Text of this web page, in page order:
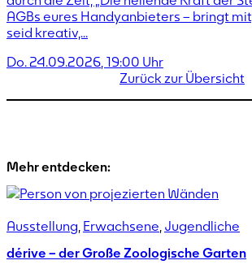
AGBs eures Handyanbieters – bringt
seid kreativ,…
Do. 24.09.2026 19:00 Uhr
Zurück zur Übersicht
Mehr entdecken:
Ausstellung, Erwachsene, Jugendliche
dérive – der Große Zoologische Garten